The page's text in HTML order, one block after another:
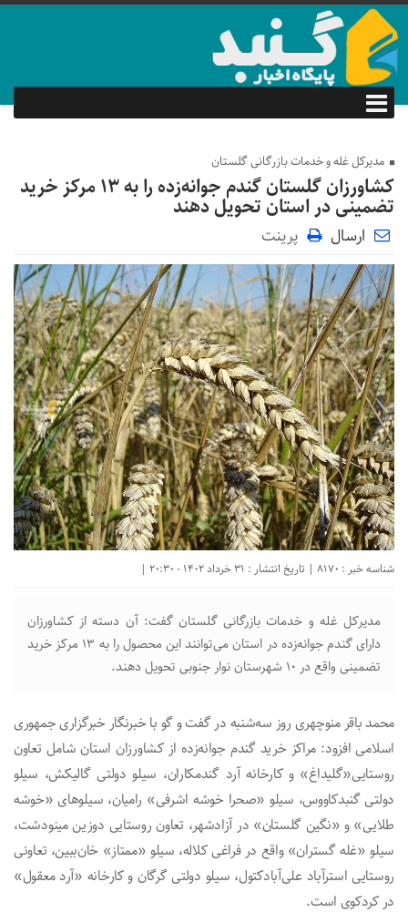
مدیرکل غله و خدمات بازرگانی گلستان
کشاورزان گلستان گندم جوانه‌زده را به ۱۳ مرکز خرید
تضمینی در استان تحویل دهند
ارسال پرینت
شناسه خبر : 8170 | تاریخ انتشار : 31 خرداد 1402 - 20:30 |
مدیرکل غله و خدمات بازرگانی گلستان گفت: آن دسته از کشاورزان
دارای گندم جوانه‌زده در استان می‌توانند این محصول را به ۱۳ مرکز خرید
تضمینی واقع در ۱۰ شهرستان نوار جنوبی تحویل دهند.
محمد باقر منوچهری روز سه‌شنبه در گفت و گو با خبرنگار خبرگزاری جمهوری
اسلامی افزود: مراکز خرید گندم جوانه‌زده از کشاورزان استان شامل تعاون
روستایی«گلیداغ» و کارخانه آرد گندمکاران، سیلو دولتی گالیکش، سیلو
دولتی گنبدکاووس، سیلو «صحرا خوشه اشرفی» رامیان، سیلوهای «خوشه
طلایی» و «نگین گلستان» در آزادشهر، تعاون روستایی دوزین مینودشت،
سیلو «غله گستران» واقع در فراغی کلاله، سیلو «ممتاز» خان‌ببین، تعاونی
روستایی استرآباد علی‌آبادکتول، سیلو دولتی گرگان و کارخانه «آرد معقول»
در کردکوی است.